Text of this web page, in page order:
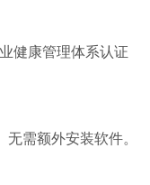
健康管理体系认证
无需额外安装软件。